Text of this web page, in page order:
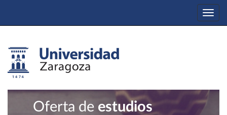
Oferta de estudios